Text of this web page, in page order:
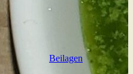
Beilagen